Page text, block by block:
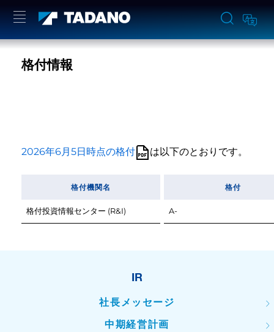
格付情報
2026年6月5日時点の格付 は以下のとおりです。
格付機関名 格付
格付投資情報センター (R&I)
IR
社長メッセージ
中期経営計画